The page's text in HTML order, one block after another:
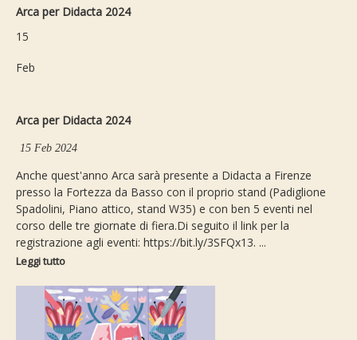
Arca per Didacta 2024
15
Feb
Arca per Didacta 2024
15 Feb 2024
Anche quest'anno Arca sarà presente a Didacta a Firenze
presso la Fortezza da Basso con il proprio stand (Padiglione
Spadolini, Piano attico, stand W35) e con ben 5 eventi nel
corso delle tre giornate di fiera.Di seguito il link per la
registrazione agli eventi: https://bit.ly/3SFQx13. ...
Leggi tutto